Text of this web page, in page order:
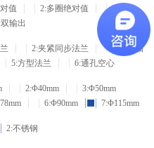
值 2:多圈绝对值
3:增量
输出
2:夹紧同步法兰
3:盲孔轴
5:方型法兰 6:通孔空心
2:Φ40mm
3:Φ50mm
6:Φ90mm 7:Φ115mm
2:不锈钢